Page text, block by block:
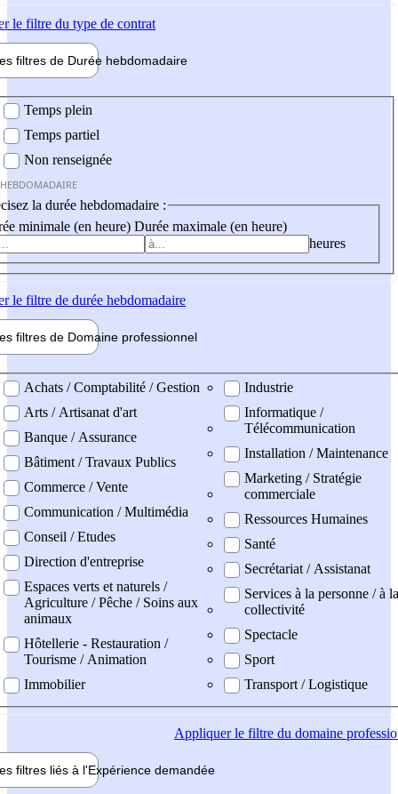
le filtre du type de contrat
filtres de Durée hebdomadaire
Temps plein
Temps partiel
Non renseignée
la durée hebdomadaire :
minimale (en heure) Durée maximale (en heure)
heures
le filtre de durée hebdomadaire
filtres de Domaine professionnel
professionel
Achats / Comptabilité / Gestion
Arts / Artisanat d'art
Banque / Assurance
Bâtiment / Travaux Publics
Commerce / Vente
Communication / Multimédia
Conseil / Etudes
Direction d'entreprise
Espaces verts et naturels /
Agriculture / Pêche / Soins aux
animaux
Hôtellerie - Restauration /
Tourisme / Animation
Immobilier
Industrie
Informatique /
Télécommunication
Installation / Maintenance
Marketing / Stratégie
commerciale
Ressources Humaines
Santé
Secrétariat / Assistanat
Services à la personne / à la
collectivité
Spectacle
Sport
Transport / Logistique
Appliquerle filtre du domaine
filtres liés à l'Expérience demandée